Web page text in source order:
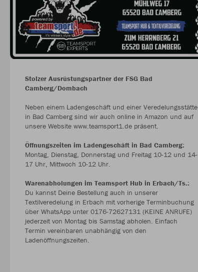
Stolzer Ausrüstungspartner der FSG Bad
Camberg/Dombach
Neben einem Ladengeschäft und einer Veredelungsstätte
in Bad Camberg sind wir auch online in Amazon und auf
unsere Website www.teamsport1.de präsent.
Öffnungszeiten im Ladengeschäft in Bad Camberg:
Montag, Dienstag, Donnerstag und Freitag 10-12 und 14-
17 Uhr, Mittwoch 10-12 Uhr.
Warenabholungen im Teamsport Hub in Erbach/Ts.:
Du kannst Deine Bestellung auch in unserer
Textilveredelung in Erbach mit vorherige Terminbuchung
über WhatsApp unter 0176-72627131 (KEINE ANRUFE)
jederzeit von Montag bis Samstag abholen. Einfach
Termin vereinbaren unabhängig von den
Ladenöffnungszeiten.